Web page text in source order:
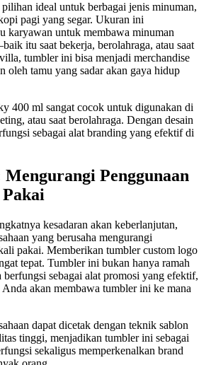
ideal untuk berbagai jenis minuman,
pagi yang segar. Ukuran ini
karyawan untuk membawa minuman
itu saat bekerja, berolahraga, atau saat
tumbler ini bisa menjadi merchandise
oleh tamu yang sadar akan gaya hidup
400 ml sangat cocok untuk digunakan di
atau saat berolahraga. Dengan desain
sebagai alat branding yang efektif di
Penggunaan
kesadaran akan keberlanjutan,
yang berusaha mengurangi
pakai. Memberikan tumbler custom logo
tepat. Tumbler ini bukan hanya ramah
sebagai alat promosi yang efektif,
akan membawa tumbler ini ke mana
dapat dicetak dengan teknik sablon
tinggi, menjadikan tumbler ini sebagai
sekaligus memperkenalkan brand